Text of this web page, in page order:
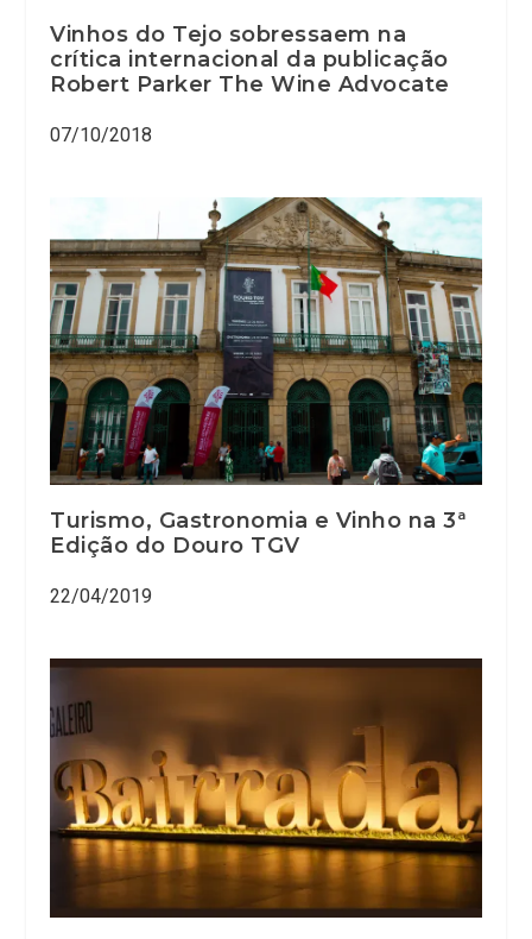
Vinhos do Tejo sobressaem na
crítica internacional da publicação
Robert Parker The Wine Advocate
07/10/2018
Turismo, Gastronomia e Vinho na 3ª
Edição do Douro TGV
22/04/2019